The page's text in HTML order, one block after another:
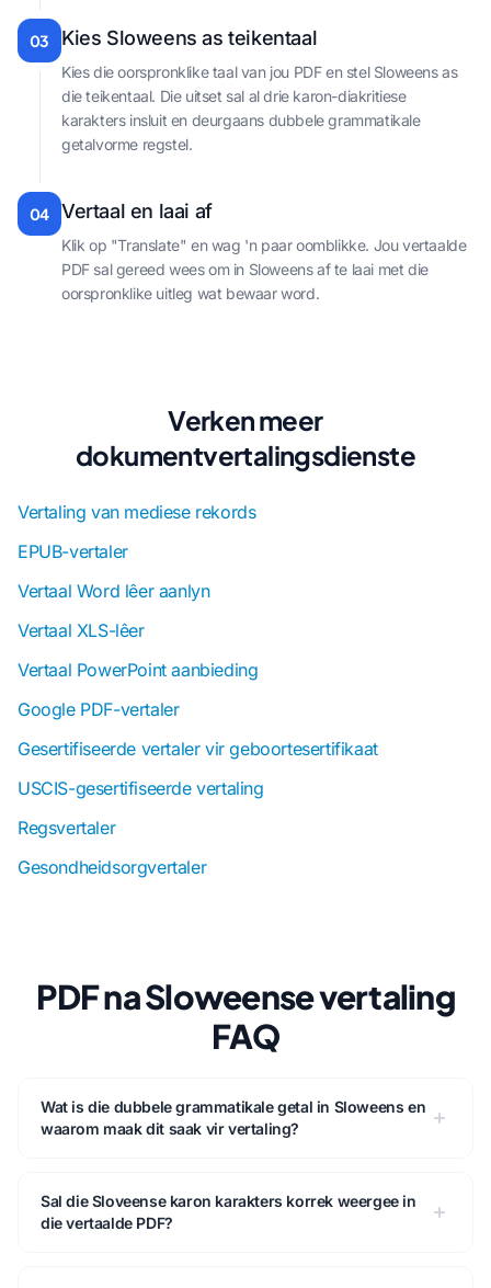
03 Kies Sloweens as teikentaal
Kies die oorspronklike taal van jou PDF en stel Sloweens as
die teikentaal. Die uitset sal al drie karon-diakritiese
karakters insluit en deurgaans dubbele grammatikale
getalvorme regstel.
04 Vertaal en laai af
Klik op "Translate" en wag 'n paar oomblikke. Jou vertaalde
PDF sal gereed wees om in Sloweens af te laai met die
oorspronklike uitleg wat bewaar word.
Verken meer
dokumentvertalingsdienste
Vertaling van mediese rekords
EPUB-vertaler
Vertaal Word lêer aanlyn
Vertaal XLS-lêer
Vertaal PowerPoint aanbieding
Google PDF-vertaler
Gesertifiseerde vertaler vir geboortesertifikaat
USCIS-gesertifiseerde vertaling
Regsvertaler
Gesondheidsorgvertaler
PDF na Sloweense vertaling
FAQ
Wat is die dubbele grammatikale getal in Sloweens en
waarom maak dit saak vir vertaling?
Sal die Sloveense karon karakters korrek weergee in
die vertaalde PDF?